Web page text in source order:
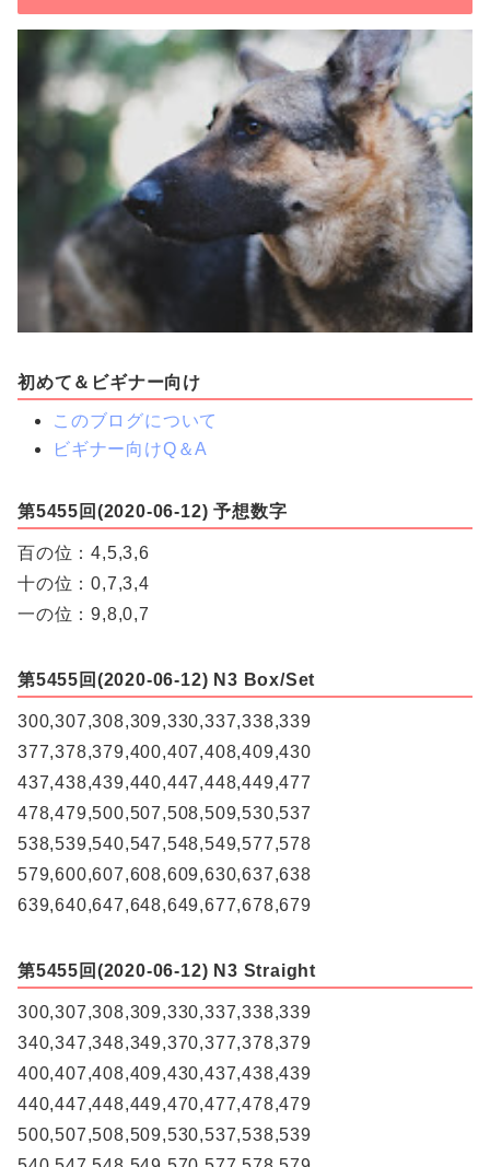
初めて＆ビギナー向け
このブログについて
ビギナー向けQ＆A
第5455回(2020-06-12) 予想数字
百の位：4,5,3,6
十の位：0,7,3,4
一の位：9,8,0,7
第5455回(2020-06-12) N3 Box/Set
300,307,308,309,330,337,338,339
377,378,379,400,407,408,409,430
437,438,439,440,447,448,449,477
478,479,500,507,508,509,530,537
538,539,540,547,548,549,577,578
579,600,607,608,609,630,637,638
639,640,647,648,649,677,678,679
第5455回(2020-06-12) N3 Straight
300,307,308,309,330,337,338,339
340,347,348,349,370,377,378,379
400,407,408,409,430,437,438,439
440,447,448,449,470,477,478,479
500,507,508,509,530,537,538,539